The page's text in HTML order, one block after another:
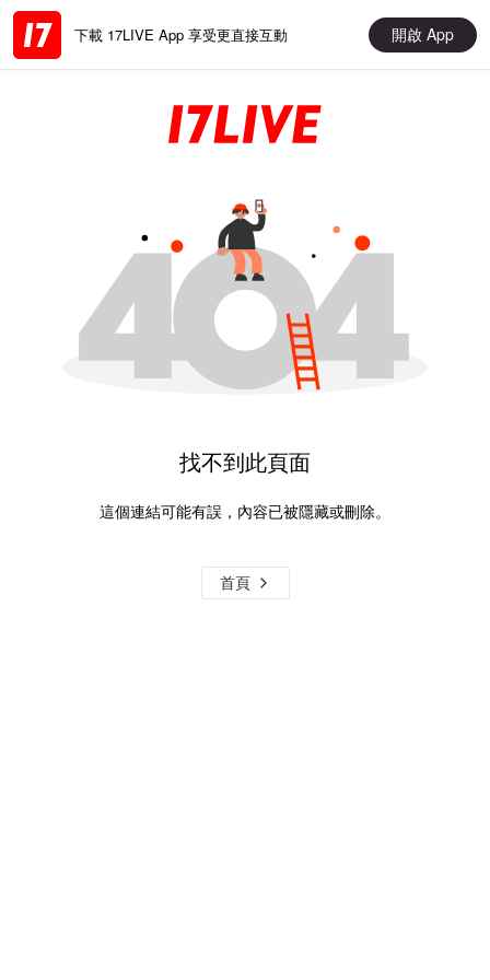
下載 17LIVE App 享受更直接互動 開啟 App
找不到此頁面
這個連結可能有誤，內容已被隱藏或刪除。
首頁